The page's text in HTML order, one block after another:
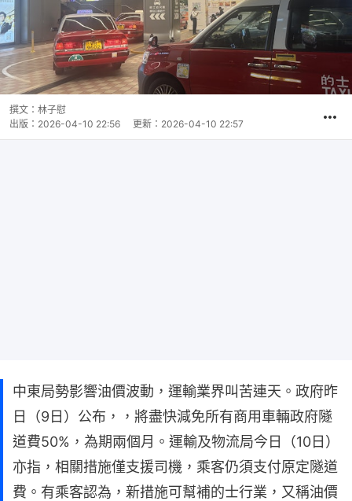
撰文： 林子慰
出版： 2026-04-10 22:56 更新： 2026-04-10 22:57
中東局勢影響油價波動，運輸業界叫苦連天。政府昨
日（9日）公布，，將盡快減免所有商用車輛政府隧
道費50%，為期兩個月。運輸及物流局今日（10日）
亦指，相關措施僅支援司機，乘客仍須支付原定隧道
費。有乘客認為，新措施可幫補的士行業，又稱油價